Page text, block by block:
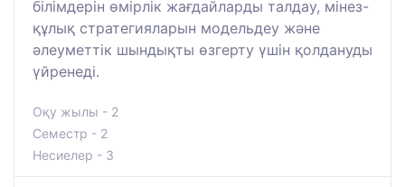
білімдерін өмірлік жағдайларды талдау, мінез-
құлық стратегияларын модельдеу және
әлеуметтік шындықты өзгерту үшін қолдануды
үйренеді.
Оқу жылы - 2
Семестр - 2
Несиелер - 3